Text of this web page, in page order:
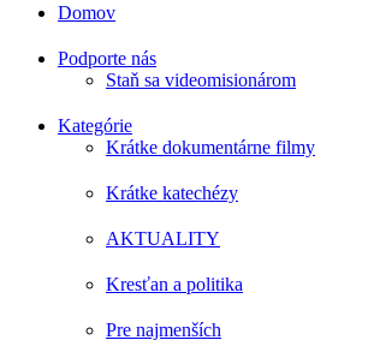
Domov
Podporte nás
Staň sa videomisionárom
Kategórie
Krátke dokumentárne filmy
Krátke katechézy
AKTUALITY
Kresťan a politika
Pre najmenších